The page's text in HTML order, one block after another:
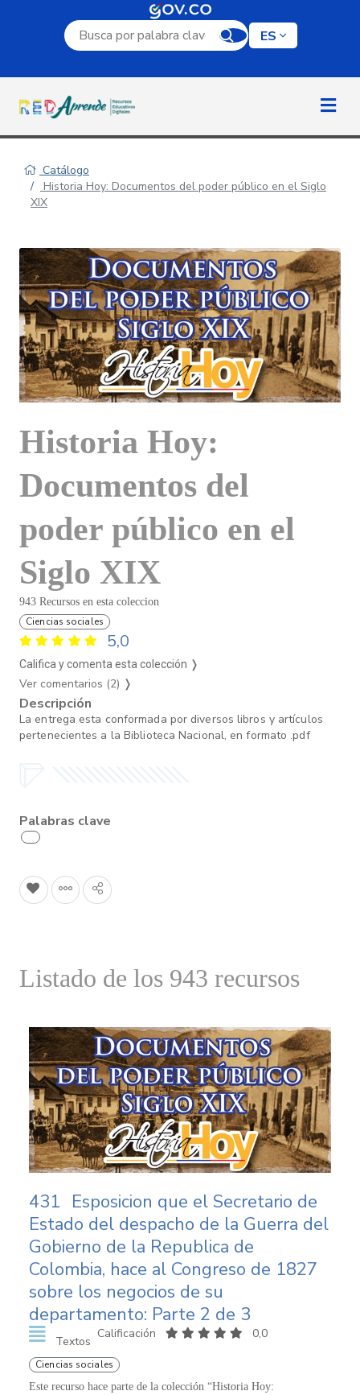
Campo de búsqueda por palabra clave
ES
Catálogo
Historia Hoy: Documentos del poder público en el Siglo
XIX
Historia Hoy:
Documentos del
poder público en el
Siglo XIX
943 Recursos en esta coleccion
Ciencias sociales
5,0
Califica y comenta esta colección ❭
Ver comentarios (2) ❭
Descripción
La entrega esta conformada por diversos libros y artículos
pertenecientes a la Biblioteca Nacional, en formato .pdf
Palabras clave
Listado de los 943 recursos
431 Esposicion que el Secretario de
Estado del despacho de la Guerra del
Gobierno de la Republica de
Colombia, hace al Congreso de 1827
sobre los negocios de su
departamento: Parte 2 de 3
Textos
Calificación 0,0
Ciencias sociales
Este recurso hace parte de la colección “Historia Hoy: